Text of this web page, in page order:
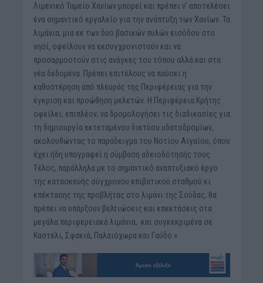
Λιμενικό Ταμείο Χανίων μπορεί και πρέπει ν’ αποτελέσει
ένα σημαντικό εργαλείο για την ανάπτυξη των Χανίων. Τα
λιμάνια, μια εκ των δυο βασικών πυλών εισόδου στο
νησί, οφείλουν να εκσυγχρονιστούν και να
προσαρμοστούν στις ανάγκες του τόπου αλλά και στα
νέα δεδομένα. Πρέπει επιτέλους να παύσει η
καθυστέρηση από πλευράς της Περιφέρειας για την
έγκριση και προώθηση μελετών. Η Περιφέρεια Κρήτης
οφείλει, επιπλέον, να δρομολογήσει τις διαδικασίες για
τη δημιουργία εκτεταμένου δικτύου υδατοδρομίων,
ακολουθώντας το παράδειγμα του Νοτίου Αιγαίου, όπου
έχει ήδη υπογραφεί η σύμβαση αδειοδότησής τους.
Τέλος, παράλληλα με το σημαντικό αναπτυξιακό έργο
της κατασκευής σύγχρονου επιβατικού σταθμού κι
επέκτασης της προβλήτας στο λιμάνι της Σούδας, θα
πρέπει να υπάρξουν βελτιώσεις και επεκτάσεις στα
μεγάλα περιφερειακά λιμάνια, και συγκεκριμένα σε
Καστέλι, Σφακιά, Παλαιόχωρα και Γαύδο.»